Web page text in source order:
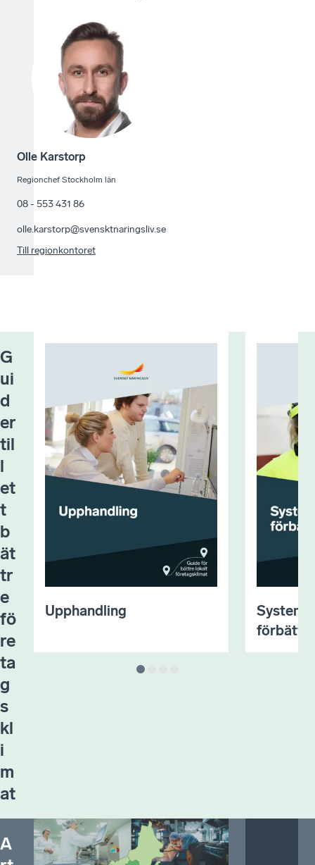
Olle Karstorp
Regionchef Stockholm län
08 - 553 431 86
olle.karstorp@svensktnaringsliv.se
Till regionkontoret
G
ui
d
er
til
l
et
t
b
ät
tr
e
fö
re
ta
g
s
kl
i
m
at
Upphandling
A